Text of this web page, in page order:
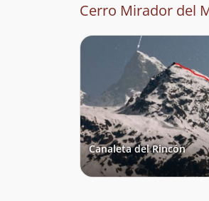
Cerro Mirador del
Canaleta del Rincón